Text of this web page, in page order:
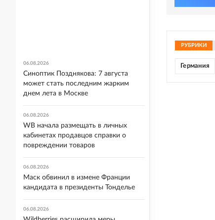
РУБРИКИ
Германия
06.08.2026
Синоптик Позднякова: 7 августа
может стать последним жарким
днем лета в Москве
06.08.2026
WB начала размещать в личных
кабинетах продавцов справки о
повреждении товаров
06.08.2026
Маск обвинил в измене Франции
кандидата в президенты Тонделье
06.08.2026